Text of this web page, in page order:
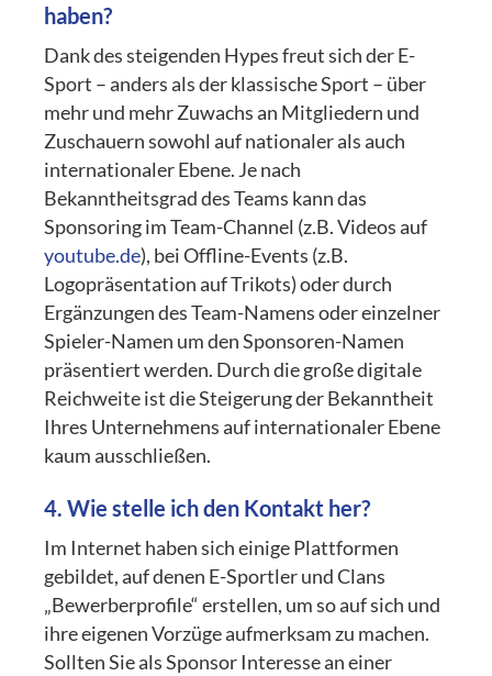
haben?
Dank des steigenden Hypes freut sich der E-
Sport – anders als der klassische Sport – über
mehr und mehr Zuwachs an Mitgliedern und
Zuschauern sowohl auf nationaler als auch
internationaler Ebene. Je nach
Bekanntheitsgrad des Teams kann das
Sponsoring im Team-Channel (z.B. Videos auf
youtube.de), bei Offline-Events (z.B.
Logopräsentation auf Trikots) oder durch
Ergänzungen des Team-Namens oder einzelner
Spieler-Namen um den Sponsoren-Namen
präsentiert werden. Durch die große digitale
Reichweite ist die Steigerung der Bekanntheit
Ihres Unternehmens auf internationaler Ebene
kaum ausschließen.
4. Wie stelle ich den Kontakt her?
Im Internet haben sich einige Plattformen
gebildet, auf denen E-Sportler und Clans
„Bewerberprofile“ erstellen, um so auf sich und
ihre eigenen Vorzüge aufmerksam zu machen.
Sollten Sie als Sponsor Interesse an einer